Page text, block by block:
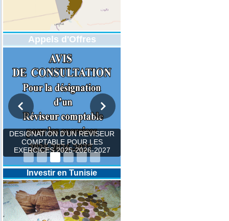
Appels d'Offres
DESIGNATION D’UN REVISEUR
COMPTABLE POUR LES
EXERCICES 2025-2026-2027
Investir en Tunisie